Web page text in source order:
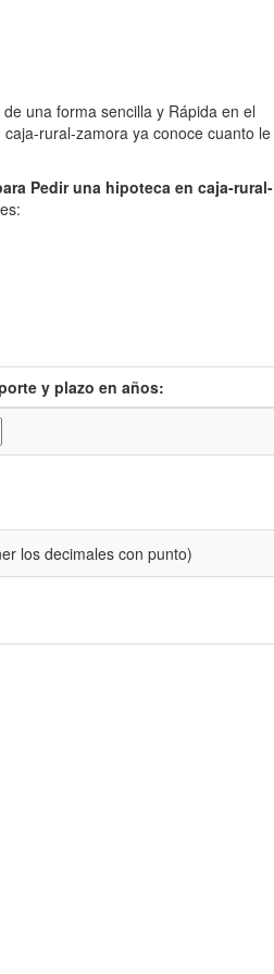
de una forma sencilla y Rápida en el
rural-zamora ya conoce cuanto le
Pedir una hipoteca en caja-rural-
y plazo en años:
los decimales con punto)